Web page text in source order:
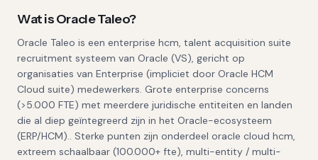
Wat isOracle Taleo?
Oracle Taleo is een enterprise hcm, talent acquisition suite
recruitment systeem van Oracle (VS), gericht op
organisaties van Enterprise (impliciet door Oracle HCM
Cloud suite) medewerkers. Grote enterprise concerns
(>5.000 FTE) met meerdere juridische entiteiten en landen
die al diep geïntegreerd zijn in het Oracle-ecosysteem
(ERP/HCM).. Sterke punten zijn onderdeel oracle cloud hcm,
extreem schaalbaar (100.000+ fte), multi-entity / multi-